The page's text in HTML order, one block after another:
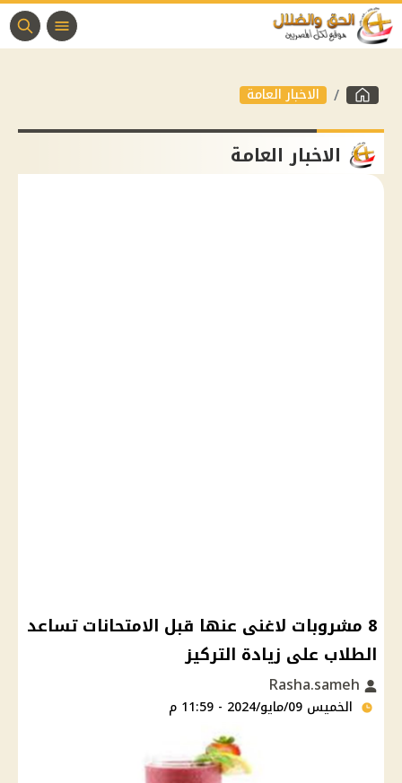
الاخبار العامة
الاخبار العامة
8 مشروبات لاغنى عنها قبل الامتحانات تساعد
الطلاب على زيادة التركيز
الخميس 09/مايو/2024 - 11:59 م